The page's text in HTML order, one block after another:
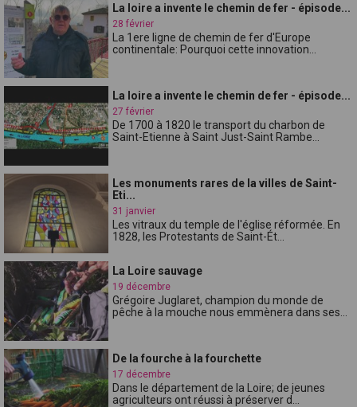
La loire a invente le chemin de fer - épisode...
28 février
La 1ere ligne de chemin de fer d'Europe
continentale: Pourquoi cette innovation...
La loire a invente le chemin de fer - épisode...
27 février
De 1700 à 1820 le transport du charbon de
Saint-Etienne à Saint Just-Saint Rambe...
Les monuments rares de la villes de Saint-
Eti...
31 janvier
Les vitraux du temple de l'église réformée. En
1828, les Protestants de Saint-Ét...
La Loire sauvage
19 décembre
Grégoire Juglaret, champion du monde de
pêche à la mouche nous emmènera dans ses...
De la fourche à la fourchette
17 décembre
Dans le département de la Loire; de jeunes
agriculteurs ont réussi à préserver d...